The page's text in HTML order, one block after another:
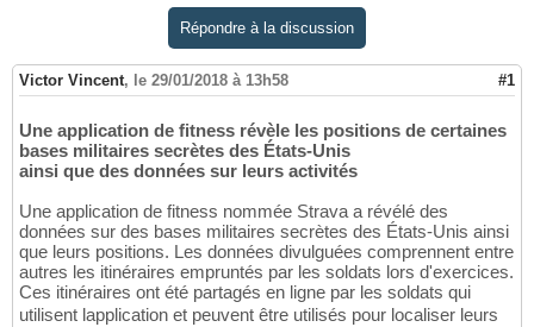
Répondre à la discussion
Victor Vincent, le 29/01/2018 à 13h58 #1
Une application de fitness révèle les positions de certaines
bases militaires secrètes des États-Unis
ainsi que des données sur leurs activités
Une application de fitness nommée Strava a révélé des
données sur des bases militaires secrètes des États-Unis ainsi
que leurs positions. Les données divulguées comprennent entre
autres les itinéraires empruntés par les soldats lors d'exercices.
Ces itinéraires ont été partagés en ligne par les soldats qui
utilisent lapplication et peuvent être utilisés pour localiser leurs